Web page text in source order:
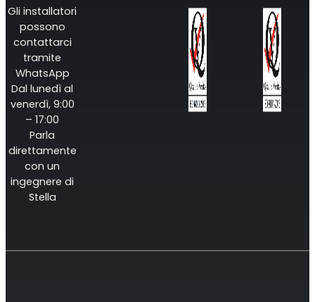
Sentinel
Monitor del rumore del segnale in uplink.
Gli installatori
possono
contattarci
tramite
WhatsApp
Dal lunedì al
venerdì, 9:00
– 17:00
Parla
direttamente
con un
ingegnere di
Stella